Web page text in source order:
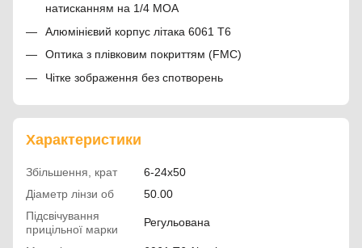
натисканням на 1/4 MOA
Алюмінієвий корпус літака 6061 T6
Оптика з плівковим покриттям (FMC)
Чітке зображення без спотворень
Характеристики
Збільшення, крат
6-24x50
Діаметр лінзи об
50.00
Підсвічування
прицільної марки
Регульована